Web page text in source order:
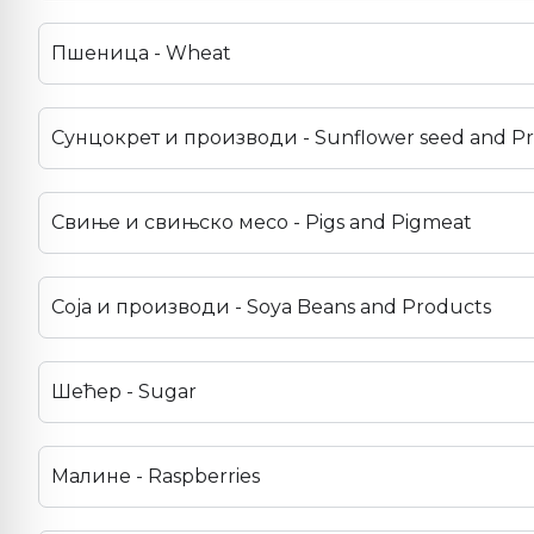
Пшеница - Wheat
Сунцокрет и производи - Sunflower seed and
Свиње и свињско месо - Pigs and Pigmeat
Соја и производи - Soya Beans and Products
Шећер - Sugar
Малине - Raspberries